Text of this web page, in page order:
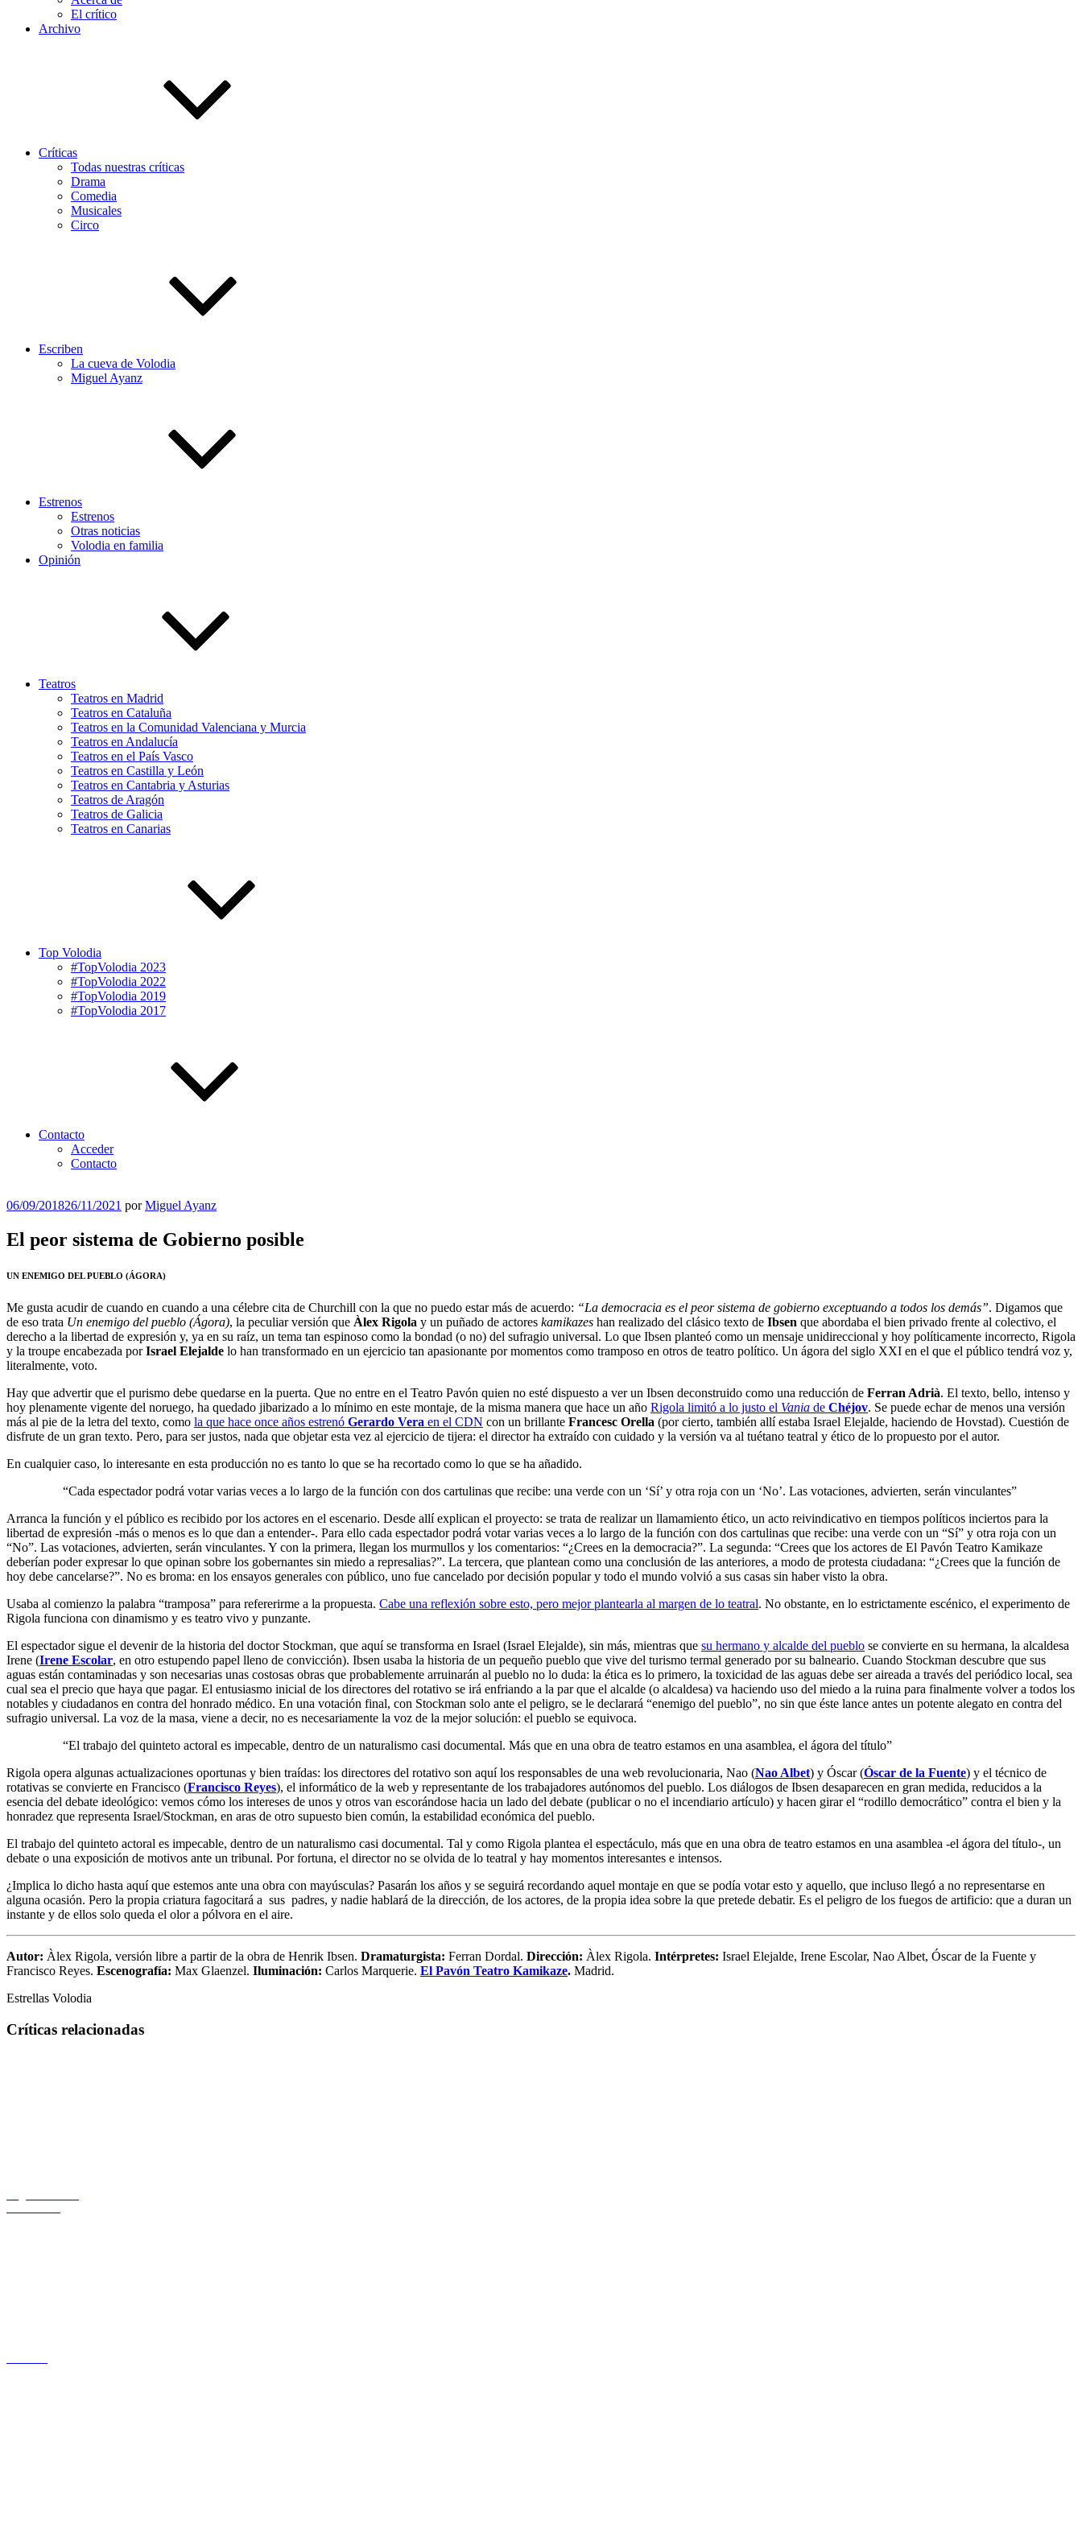
El crítico
Archivo
Críticas
Todas nuestras críticas
Drama
Comedia
Musicales
Circo
Escriben
La cueva de Volodia
Miguel Ayanz
Estrenos
Estrenos
Otras noticias
Volodia en familia
Opinión
Teatros
Teatros en Madrid
Teatros en Cataluña
Teatros en la Comunidad Valenciana y Murcia
Teatros en Andalucía
Teatros en el País Vasco
Teatros en Castilla y León
Teatros en Cantabria y Asturias
Teatros de Aragón
Teatros de Galicia
Teatros en Canarias
Top Volodia
#TopVolodia 2023
#TopVolodia 2022
#TopVolodia 2019
#TopVolodia 2017
Contacto
Acceder
Contacto
Publicado
06/09/201826/11/2021 porMiguel Ayanz
El peor sistema de Gobierno posible
UN ENEMIGO DEL PUEBLO (ÁGORA)
Me gusta acudir de cuando en cuando a una célebre cita de Churchill con la que no puedo estar más de acuerdo: “La democracia es el peor sistema de gobierno exceptuando a todos los demás”. Digamos que
de eso trata Un enemigo del pueblo (Ágora), la peculiar versión que Àlex Rigola y un puñado de actores kamikazes han realizado del clásico texto de Ibsen que abordaba el bien privado frente al colectivo, el
derecho a la libertad de expresión y, ya en su raíz, un tema tan espinoso como la bondad (o no) del sufragio universal. Lo que Ibsen planteó como un mensaje unidireccional y hoy políticamente incorrecto, Rigola
y la troupe encabezada porIsrael Elejalde lo han transformado en un ejercicio tan apasionante por momentos como tramposo en otros de teatro político. Un ágora del siglo XXI en el que el público tendrá voz y,
literalmente, voto.
Hay que advertir que el purismo debe quedarse en la puerta. Que no entre en el Teatro Pavón quien no esté dispuesto a ver un Ibsen deconstruido como una reducción de Ferran Adrià. El texto, bello, intenso y
hoy plenamente vigente del noruego, ha quedado jibarizado a lo mínimo en este montaje, de la misma manera que hace un año Rigola limitó a lo justo el Vania de Chéjov. Se puede echar de menos una versión
más al pie de la letra del texto, como la que hace once años estrenó Gerardo Vera en el CDN con un brillante Francesc Orella (por cierto, también allí estaba Israel Elejalde, haciendo de Hovstad). Cuestión de
disfrute de un gran texto. Pero, para ser justos, nada que objetar esta vez al ejercicio de tijera: el director ha extraído con cuidado y la versión va al tuétano teatral y ético de lo propuesto por el autor.
En cualquier caso, lo interesante en esta producción no es tanto lo que se ha recortado como lo que se ha añadido.
“Cada espectador podrá votar varias veces a lo largo de la función con dos cartulinas que recibe: una verde con un ‘Sí’ y otra roja con un ‘No’. Las votaciones, advierten, serán vinculantes”
Arranca la función y el público es recibido por los actores en el escenario. Desde allí explican el proyecto: se trata de realizar un llamamiento ético, un acto reivindicativo en tiempos políticos inciertos para la
libertad de expresión -más o menos es lo que dan a entender-. Para ello cada espectador podrá votar varias veces a lo largo de la función con dos cartulinas que recibe: una verde con un “Sí” y otra roja con un
“No”. Las votaciones, advierten, serán vinculantes. Y con la primera, llegan los murmullos y los comentarios: “¿Crees en la democracia?”. La segunda: “Crees que los actores de El Pavón Teatro Kamikaze
deberían poder expresar lo que opinan sobre los gobernantes sin miedo a represalias?”. La tercera, que plantean como una conclusión de las anteriores, a modo de protesta ciudadana: “¿Crees que la función de
hoy debe cancelarse?”. No es broma: en los ensayos generales con público, uno fue cancelado por decisión popular y todo el mundo volvió a sus casas sin haber visto la obra.
Usaba al comienzo la palabra “tramposa” para refererirme a la propuesta. Cabe una reflexión sobre esto, pero mejor plantearla al margen de lo teatral. No obstante, en lo estrictamente escénico, el experimento de
Rigola funciona con dinamismo y es teatro vivo y punzante.
El espectador sigue el devenir de la historia del doctor Stockman, que aquí se transforma en Israel (Israel Elejalde), sin más, mientras que su hermano y alcalde del pueblo se convierte en su hermana, la alcaldesa
Irene (Irene Escolar, en otro estupendo papel lleno de convicción). Ibsen usaba la historia de un pequeño pueblo que vive del turismo termal generado por su balneario. Cuando Stockman descubre que sus
aguas están contaminadas y son necesarias unas costosas obras que probablemente arruinarán al pueblo no lo duda: la ética es lo primero, la toxicidad de las aguas debe ser aireada a través del periódico local, sea
cual sea el precio que haya que pagar. El entusiasmo inicial de los directores del rotativo se irá enfriando a la par que el alcalde (o alcaldesa) va haciendo uso del miedo a la ruina para finalmente volver a todos los
notables y ciudadanos en contra del honrado médico. En una votación final, con Stockman solo ante el peligro, se le declarará “enemigo del pueblo”, no sin que éste lance antes un potente alegato en contra del
sufragio universal. La voz de la masa, viene a decir, no es necesariamente la voz de la mejor solución: el pueblo se equivoca.
“El trabajo del quinteto actoral es impecable, dentro de un naturalismo casi documental. Más que en una obra de teatro estamos en una asamblea, el ágora del título”
Rigola opera algunas actualizaciones oportunas y bien traídas: los directores del rotativo son aquí los responsables de una web revolucionaria, Nao (Nao Albet) y Óscar (Óscar de la Fuente) y el técnico de
rotativas se convierte en Francisco (Francisco Reyes), el informático de la web y representante de los trabajadores autónomos del pueblo. Los diálogos de Ibsen desaparecen en gran medida, reducidos a la
esencia del debate ideológico: vemos cómo los intereses de unos y otros van escorándose hacia un lado del debate (publicar o no el incendiario artículo) y hacen girar el “rodillo democrático” contra el bien y la
honradez que representa Israel/Stockman, en aras de otro supuesto bien común, la estabilidad económica del pueblo.
El trabajo del quinteto actoral es impecable, dentro de un naturalismo casi documental. Tal y como Rigola plantea el espectáculo, más que en una obra de teatro estamos en una asamblea -el ágora del título-, un
debate o una exposición de motivos ante un tribunal. Por fortuna, el director no se olvida de lo teatral y hay momentos interesantes e intensos.
¿Implica lo dicho hasta aquí que estemos ante una obra con mayúsculas? Pasarán los años y se seguirá recordando aquel montaje en que se podía votar esto y aquello, que incluso llegó a no representarse en
alguna ocasión. Pero la propia criatura fagocitará a sus padres, y nadie hablará de la dirección, de los actores, de la propia idea sobre la que pretede debatir. Es el peligro de los fuegos de artificio: que a duran un
instante y de ellos solo queda el olor a pólvora en el aire.
Autor: Àlex Rigola, versión libre a partir de la obra de Henrik Ibsen. Dramaturgista: Ferran Dordal. Dirección: Àlex Rigola. Intérpretes: Israel Elejalde, Irene Escolar, Nao Albet, Óscar de la Fuente y
Francisco Reyes. Escenografía: Max Glaenzel. Iluminación: Carlos Marquerie. El Pavón Teatro Kamikaze. Madrid.
Estrellas Volodia
Críticas relacionadas